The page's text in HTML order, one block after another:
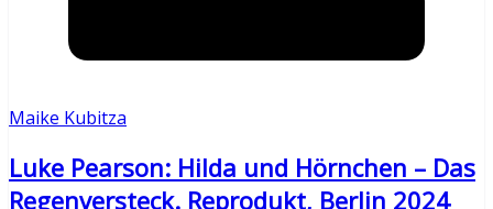
Maike Kubitza
Luke Pearson: Hilda und Hörnchen – Das
Regenversteck. Reprodukt, Berlin 2024